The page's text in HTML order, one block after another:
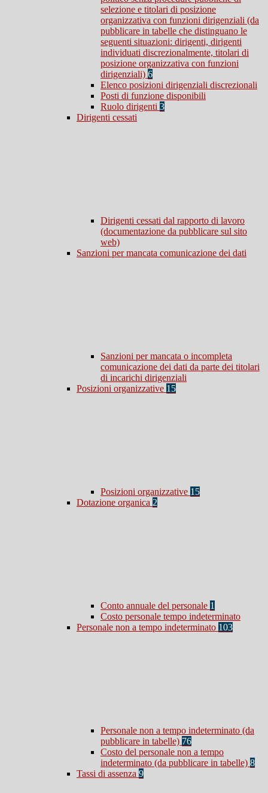
selezione e titolari di posizione
organizzativa con funzioni dirigenziali (da
pubblicare in tabelle che distinguano le
seguenti situazioni: dirigenti, dirigenti
individuati discrezionalmente, titolari di
posizione organizzativa con funzioni
dirigenziali) 6
Elenco posizioni dirigenziali discrezionali
Posti di funzione disponibili
Ruolo dirigenti 3
Dirigenti cessati
Dirigenti cessati dal rapporto di lavoro
(documentazione da pubblicare sul sito
web)
Sanzioni per mancata comunicazione dei dati
Sanzioni per mancata o incompleta
comunicazione dei dati da parte dei titolari
di incarichi dirigenziali
Posizioni organizzative 15
Posizioni organizzative 15
Dotazione organica 2
Conto annuale del personale 1
Costo personale tempo indeterminato
Personale non a tempo indeterminato 103
Personale non a tempo indeterminato (da
pubblicare in tabelle) 76
Costo del personale non a tempo
indeterminato (da pubblicare in tabelle) 8
Tassi di assenza 9